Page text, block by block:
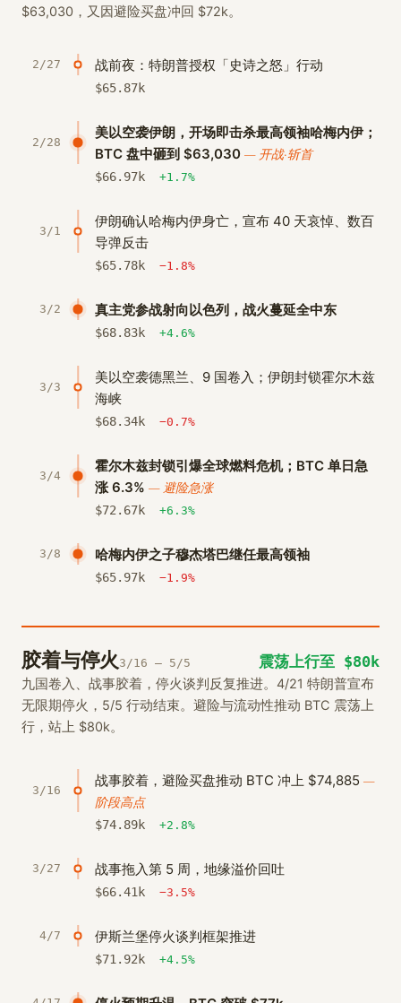
$63,030，又因避险买盘冲回 $72k。
2/27 战前夜：特朗普授权「史诗之怒」行动
$65.87k
2/28
美以空袭伊朗，开场即击杀最高领袖哈梅内伊；
BTC 盘中砸到 $63,030 — 开战·斩首
$66.97k +1.7%
3/1
伊朗确认哈梅内伊身亡，宣布 40 天哀悼、数百
导弹反击
$65.78k −1.8%
3/2 真主党参战射向以色列，战火蔓延全中东
$68.83k +4.6%
3/3
美以空袭德黑兰、9 国卷入；伊朗封锁霍尔木兹
海峡
$68.34k −0.7%
3/4
霍尔木兹封锁引爆全球燃料危机；BTC 单日急
涨 6.3% — 避险急涨
$72.67k +6.3%
3/8 哈梅内伊之子穆杰塔巴继任最高领袖
$65.97k −1.9%
胶着与停火 3/16 – 5/5 震荡上行至 $80k
九国卷入、战事胶着，停火谈判反复推进。4/21 特朗普宣布
无限期停火，5/5 行动结束。避险与流动性推动 BTC 震荡上
行，站上 $80k。
3/16
战事胶着，避险买盘推动 BTC 冲上 $74,885 —
阶段高点
$74.89k +2.8%
3/27 战事拖入第 5 周，地缘溢价回吐
$66.41 k −3.5%
4/7 伊斯兰堡停火谈判框架推进
$71.92 k +4.5%